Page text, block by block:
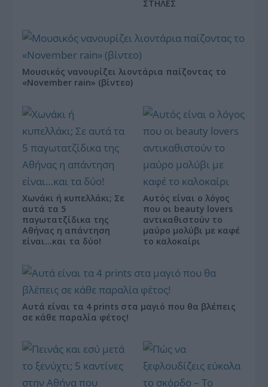
ΣΤΗΛΕΣ
Μουσικός νανουρίζει λιοντάρια παίζοντας το
«November rain» (βίντεο)
Χωνάκι ή κυπελλάκι; Σε
αυτά τα 5
παγωτατζίδικα της
Αθήνας η απάντηση
είναι…και τα δύο!
Αυτός είναι ο λόγος
που οι beauty lovers
αντικαθιστούν το
μαύρο μολύβι με καφέ
το καλοκαίρι
Αυτά είναι τα 4 prints στα μαγιό που θα βλέπεις
σε κάθε παραλία φέτος!